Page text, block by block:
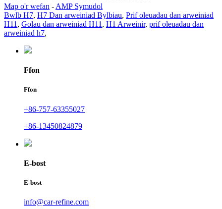
Map o'r wefan - AMP Symudol
Bwlb H7, H7 Dan arweiniad Bylbiau, Prif oleuadau dan arweiniad
H11 , Golau dan arweiniad H11 , H1 Arweinir, prif oleuadau dan
arweiniad h7,
Ffon
Ffon
+86-757-63355027
+86-13450824879
E-bost
E-bost
info@car-refine.com